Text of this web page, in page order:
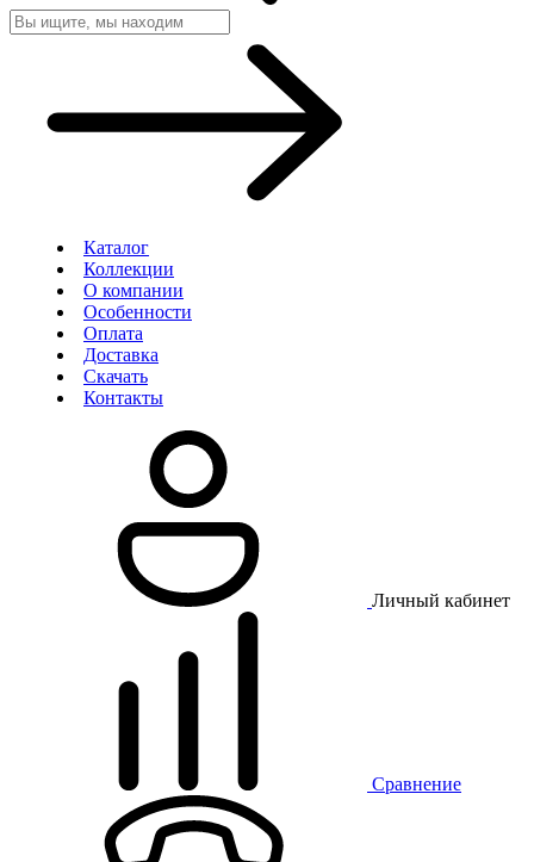
Каталог
Коллекции
О компании
Особенности
Оплата
Доставка
Скачать
Контакты
Личный кабинет
Сравнение